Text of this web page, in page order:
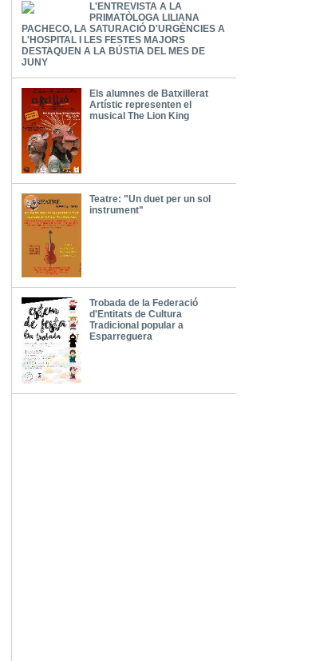
L'ENTREVISTA A LA
PRIMATÒLOGA LILIANA
PACHECO, LA SATURACIÓ D'URGÈNCIES A
L'HOSPITAL I LES FESTES MAJORS
DESTAQUEN A LA BÚSTIA DEL MES DE
JUNY
Els alumnes de Batxillerat
Artístic representen el
musical The Lion King
Teatre: "Un duet per un sol
instrument"
Trobada de la Federació
d'Entitats de Cultura
Tradicional popular a
Esparreguera